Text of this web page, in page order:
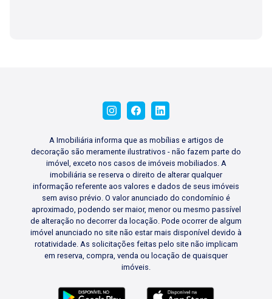
A Imobiliária informa que as mobílias e artigos de
decoração são meramente ilustrativos - não fazem parte do
imóvel, exceto nos casos de imóveis mobiliados. A
imobiliária se reserva o direito de alterar qualquer
informação referente aos valores e dados de seus imóveis
sem aviso prévio. O valor anunciado do condomínio é
aproximado, podendo ser maior, menor ou mesmo passível
de alteração no decorrer da locação. Pode ocorrer de algum
imóvel anunciado no site não estar mais disponível devido à
rotatividade. As solicitações feitas pelo site não implicam
em reserva, compra, venda ou locação de quaisquer
imóveis.